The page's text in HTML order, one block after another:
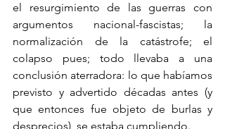
el resurgimiento de las guerras con
argumentos nacional-fascistas; la
normalización de la catástrofe; el
colapso pues; todo llevaba a una
conclusión aterradora: lo que habíamos
previsto y advertido décadas antes (y
que entonces fue objeto de burlas y
desprecios), se estaba cumpliendo.